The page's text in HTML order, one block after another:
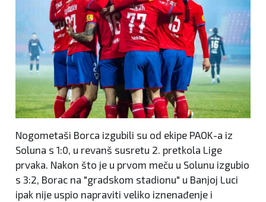
Nogometaši Borca izgubili su od ekipe PAOK-a iz
Soluna s 1:0, u revanš susretu 2. pretkola Lige
prvaka. Nakon što je u prvom meču u Solunu izgubio
s 3:2, Borac na "gradskom stadionu" u Banjoj Luci
ipak nije uspio napraviti veliko iznenađenje i